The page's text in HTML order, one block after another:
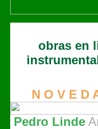
obras en
N O V E D
Pedro Linde